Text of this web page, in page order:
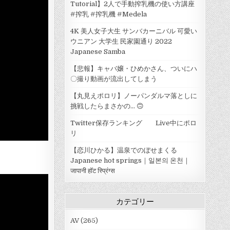
Tutorial】2人で手動搾乳機の使い方講座
#搾乳 #搾乳機 #Medela
4K 美人女子大生 サンバカーニバル 可愛い
ウニアン 大学生 民家園通り 2022
Japanese Samba
【悲報】キャバ嬢・ひめかさん、ついにハ
〇撮り動画が流出してしまう
【丸見えポロリ】ノーパンダルマ落としに
挑戦したらまさかの... 🙃
Twitter保存ランキング Live中にポロ
リ
【恋川ひかる】温泉でのぼせまくる
Japanese hot springs｜일본의 온천｜
जापानी हॉट स्प्रिंग्स
カテゴリー
AV(265)